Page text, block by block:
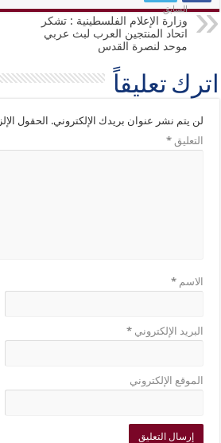
السابق
وزارة الإعلام الفلسطينية : تشكر
اتحاد المنتجين العرب لبث عربي
موحد لنصرة القدس
اترك تعليقاً
لن يتم نشر عنوان بريدك الإلكتروني. الحقول
التعليق*
الاسم*
البريد الإلكتروني*
الموقع الإلكتروني